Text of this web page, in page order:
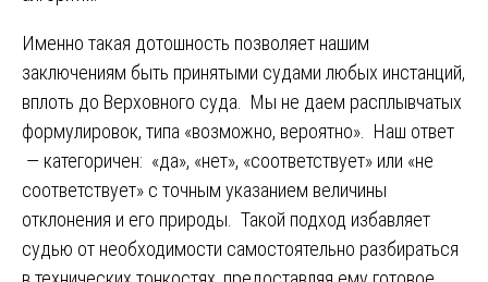
Именно такая дотошность позволяет нашим
заключениям быть принятыми судами любых инстанций,
вплоть до Верховного суда. Мы не даем расплывчатых
формулировок, типа «возможно, вероятно». Наш ответ
— категоричен: «да», «нет», «соответствует» или «не
соответствует» с точным указанием величины
отклонения и его природы. Такой подход избавляет
судью от необходимости самостоятельно разбираться